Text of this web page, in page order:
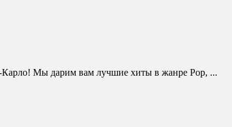
Карло! Мы дарим вам лучшие хиты в жанре Pop, ...